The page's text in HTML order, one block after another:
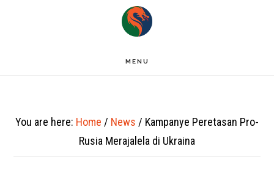
MENU
You are here: Home / News / Kampanye Peretasan Pro-
Rusia Merajalela di Ukraina